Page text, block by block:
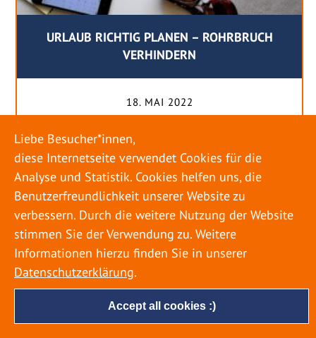
URLAUB RICHTIG PLANEN – ROHRBRUCH
VERHINDERN
18. MAI 2022
genießen ihren Urlaub. Dabei zieht es die Einen
weiter weg, die Anderen bleiben dann doch
lieber in der Heimat. Wenn Sie für eine längere
Zeit wegfahren möchten, gibt es einige Dinge zu
beachten, damit nicht anschließend eine böse
Überraschung auf Sie wartet. Um einen
möglichst entspannten Urlaub zu […]
Accept all cookies :)
Liebe Besucher*innen,
diese Internetseite verwendet Cookies für die
Analyse und Statistik. Cookies helfen uns, die
Benutzerfreundlichkeit unserer Website zu
verbessern. Durch die weitere Nutzung der Website
stimmen Sie der Verwendung zu. Weitere
Informationen hierzu finden Sie in unserer
Datenschutzerklärung.